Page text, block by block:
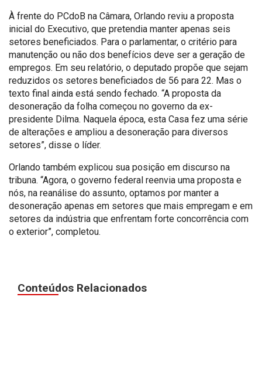
À frente do PCdoB na Câmara, Orlando reviu a proposta
inicial do Executivo, que pretendia manter apenas seis
setores beneficiados. Para o parlamentar, o critério para
manutenção ou não dos benefícios deve ser a geração de
empregos. Em seu relatório, o deputado propõe que sejam
reduzidos os setores beneficiados de 56 para 22. Mas o
texto final ainda está sendo fechado. “A proposta da
desoneração da folha começou no governo da ex-
presidente Dilma. Naquela época, esta Casa fez uma série
de alterações e ampliou a desoneração para diversos
setores”, disse o líder.
Orlando também explicou sua posição em discurso na
tribuna. “Agora, o governo federal reenvia uma proposta e
nós, na reanálise do assunto, optamos por manter a
desoneração apenas em setores que mais empregam e em
setores da indústria que enfrentam forte concorrência com
o exterior”, completou.
Conteúdos Relacionados